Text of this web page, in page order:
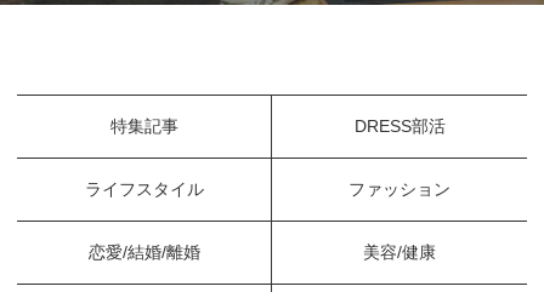
特集記事 DRESS部活
ライフスタイル ファッション
恋愛/結婚/離婚 美容/健康